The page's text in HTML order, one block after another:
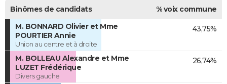
Binômes de candidats
% voix commune
M. BONNARD Olivier et Mme
POURTIER Annie
Union au centre et à droite
43,75%
M. BOLLEAU Alexandre et Mme
LUZET Frédérique
Divers gauche
26,74%